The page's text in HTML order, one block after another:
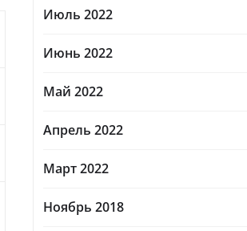
Июль 2022
Июнь 2022
Май 2022
Апрель 2022
Март 2022
Ноябрь 2018